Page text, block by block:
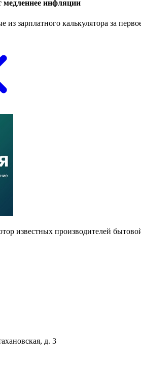
медленнее инфляции
из зарплатного калькулятора за
известных производителей
д. 3